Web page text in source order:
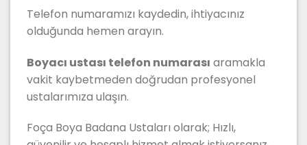
Telefon numaramızı kaydedin, ihtiyacınız
olduğunda hemen arayın.
Boyacı ustası telefon numarası aramakla
vakit kaybetmeden doğrudan profesyonel
ustalarımıza ulaşın.
Foça Boya Badana Ustaları olarak; Hızlı,